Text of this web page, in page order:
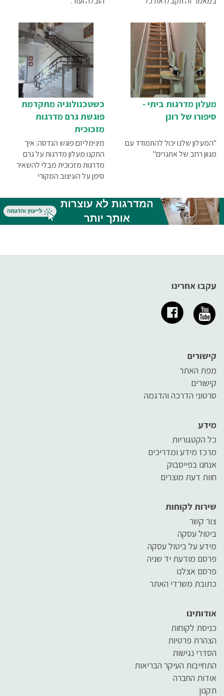
כשטכנולוגיה מתקדמת
פוגשת גרם מדרגות
מזכוכית
מינימליזם פוגש הנדסה: איך
התקנו מעלון מדרגות על גרם
מדרגות מזכוכית מבלי להשאיר
סימן על העיצוב המקורי
מעלון מדרגות ביתי -
סיפורו של רונן
"המעלון שלנו יכול להתמודד עם
מגוון רחב של אתגרים"
עקבו אחרינו
קישורים
מפת האתר
קישורים
סרטוני הדרכה והדגמה
מידע
כל הקטגוריות
מרכז מידע ומדריכים
אנחנו בפייסבוק
חוות דעת מוצרים
שירות לקוחות
צור קשר
ביטול עסקה
מידע על ביטול עסקה
פרסם מודעת יד שניה
פרסם אצלנו
כתובת משרדי האתר
אודותינו
כניסת לקוחות
הצהרת פרטיות
הסדרי נגישות
התחייבות העיקר הבריאות
אודות החברה
תקנון